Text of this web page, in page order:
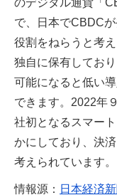
のデジタル通貨「
で、日本でCBDC
役割をねらうと考
独自に保有してお
可能になると低い
できます。2022年
社初となるスマー
かにしており、決
考えられています。
情報源： 日本経済